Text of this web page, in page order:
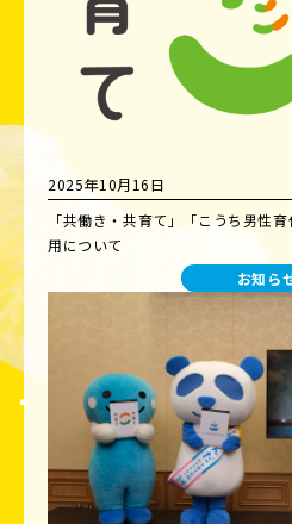
2025年10月16日
「共働き・共育て」「こうち男性
用について
お知ら